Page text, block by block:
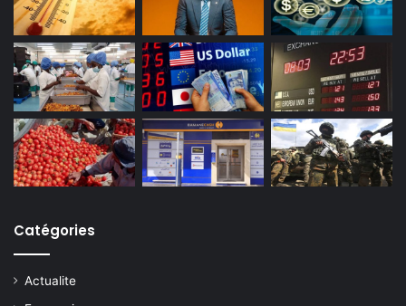
Catégories
Actualite